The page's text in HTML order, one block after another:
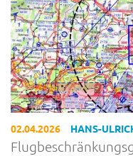
02.04.2026 HANS-